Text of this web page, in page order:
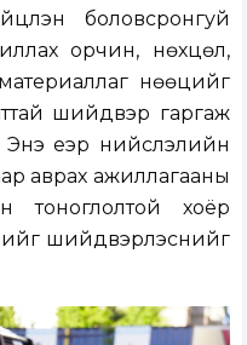
боловсронгуй
орчин, нөхцөл,
нөөцийг
шийдвэр гаргаж
Энэ үеэр нийслэлийн
аврах ажиллагааны
тоноглолтой хоёр
шийдвэрлэснийг